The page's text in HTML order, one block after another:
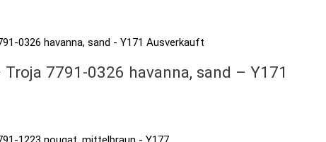
Ausverkauft
7791-0326 havanna, sand – Y171